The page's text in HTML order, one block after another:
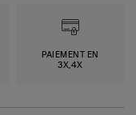
PAIEMENT EN
3X,4X